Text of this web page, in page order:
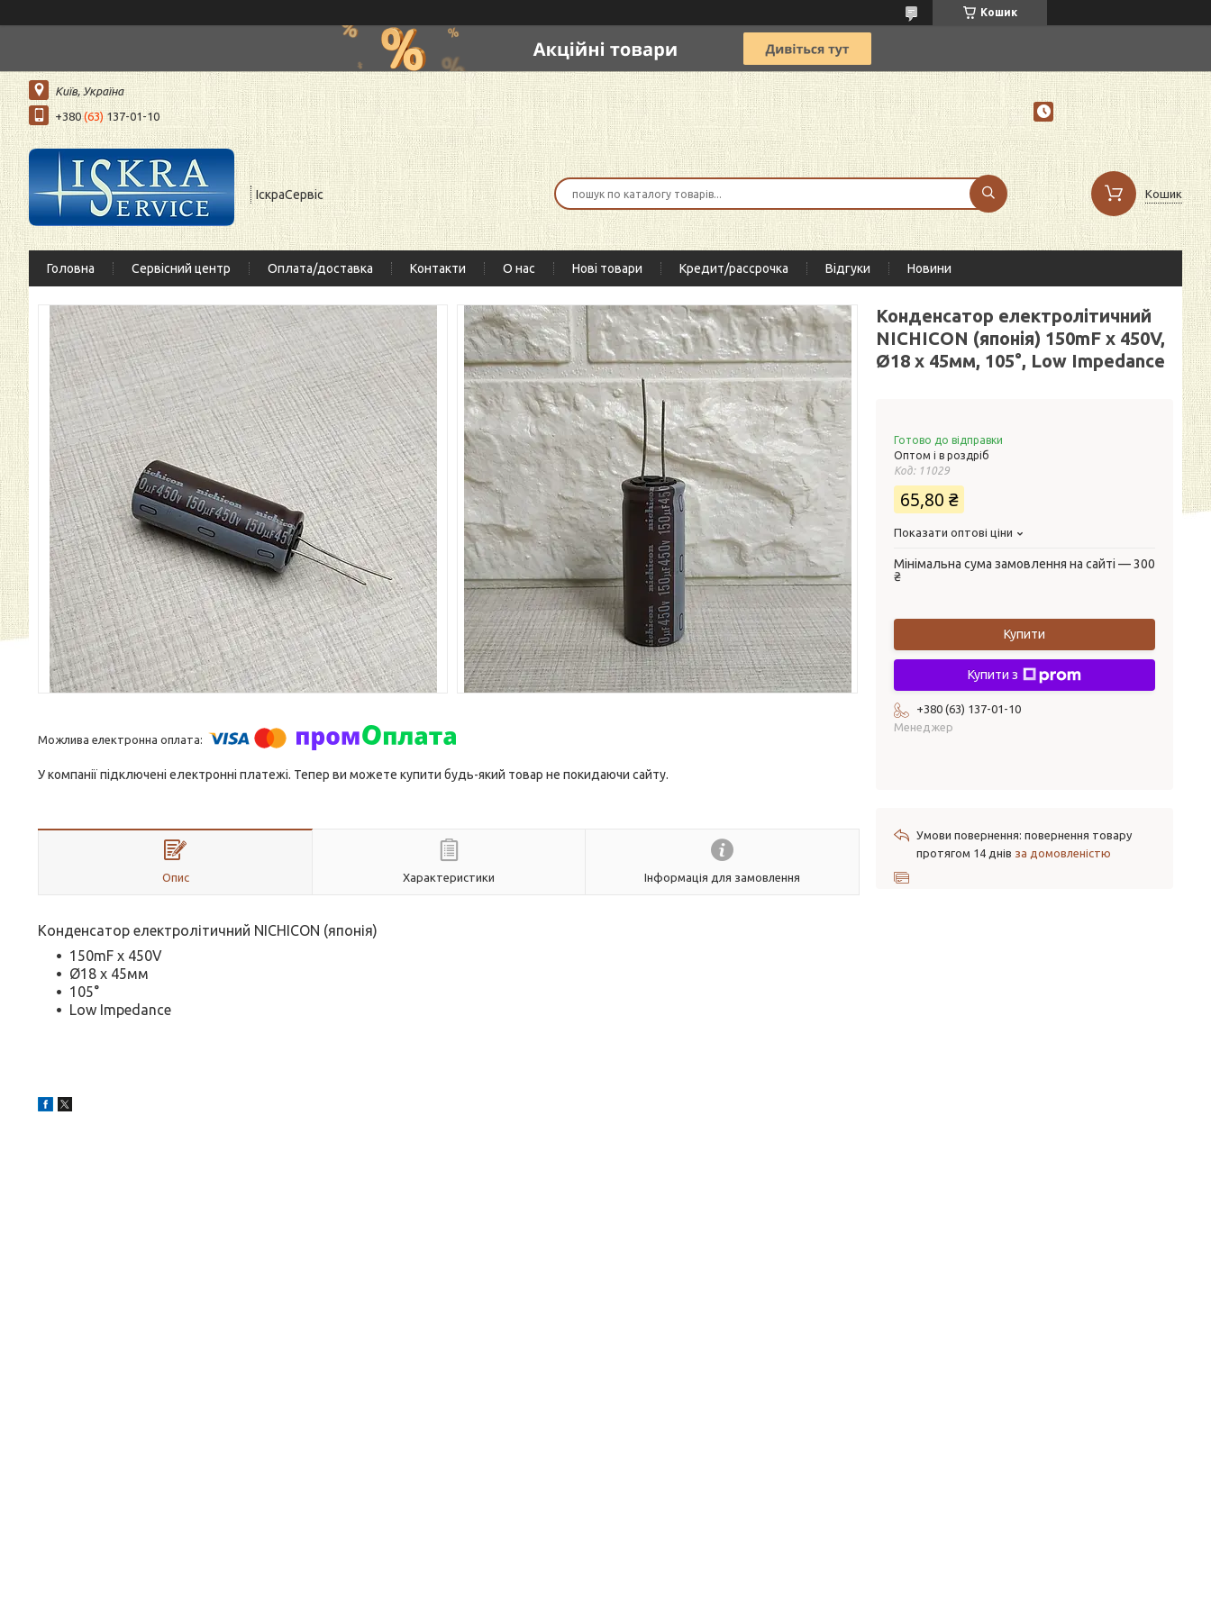
Кошик
Київ, Україна
+380 (63) 137-01-10
ІскраСервіс Кошик
Головна Сервісний центр Оплата/доставка Контакти О нас Нові товари Кредит/рассрочка Відгуки Новини
У компанії підключені електронні платежі. Тепер ви можете купити будь-який товар не покидаючи сайту.
Опис Характеристики Інформація для замовлення
Конденсатор електролітичний NICHICON (японія)
150mF х 450V
Ø18 х 45мм
105°
Low Impedance
Конденсатор електролітичний
NICHICON (японія) 150mF х 450V,
Ø18 х 45мм, 105°, Low Impedance
Готово до відправки
Оптом і в роздріб
Код: 11029
65,80 ₴
Показати оптові ціни
Мінімальна сума замовлення на сайті — 300
₴
Купити
Купити з
+380 (63) 137-01-10
Менеджер
повернення товару
протягом 14 днів за домовленістю